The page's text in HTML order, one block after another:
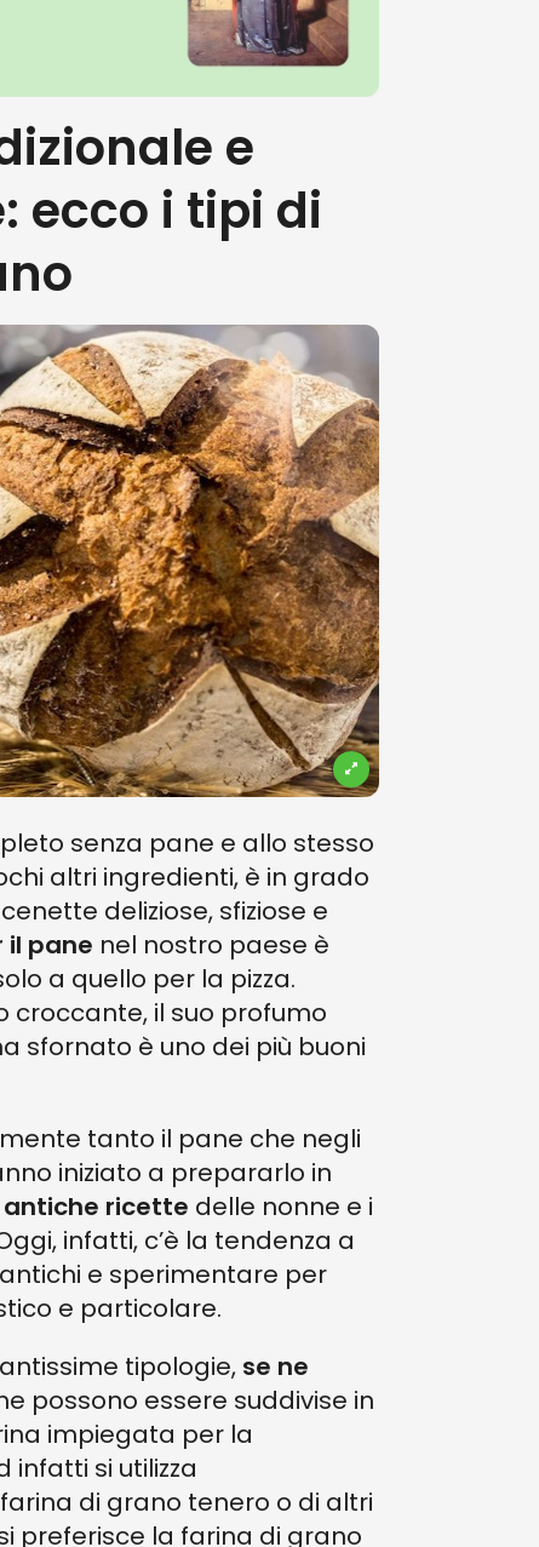
e
ecco i tipi di
senza pane e allo stesso
altri ingredienti, è in grado
deliziose, sfiziose e
il pane nel nostro paese è
a quello per la pizza.
croccante, il suo profumo
sfornato è uno dei più buoni
tanto il pane che negli
iniziato a prepararlo in
ricette delle nonne e i
infatti, c’è la tendenza a
e sperimentare per
e particolare.
tipologie, se ne
possono essere suddivise in
impiegata per la
infatti si utilizza
di grano tenero o di altri
preferisce la farina di grano